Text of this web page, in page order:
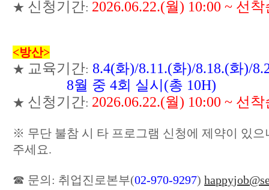
★ 신청기간: 2026.06.22.(월) 10:00 ~ 선
<방산>
★ 교육기간: 8.4(화)/8.11.(화)/8.18.(화)/
8월 중 4회 실시(총 10H)
★ 신청기간: 2026.06.22.(월) 10:00 ~ 선
※ 무단 불참 시 타 프로그램 신청에 제약이 있
주세요.
☎ 문의: 취업진로본부(02-970-9297)